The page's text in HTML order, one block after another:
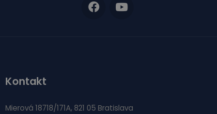
Kontakt
Mierová 18718/171A, 821 05 Bratislava